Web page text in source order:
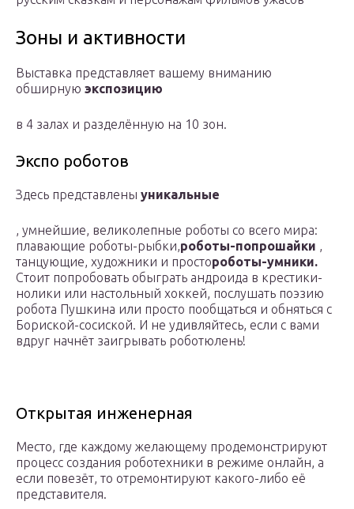
Зоны и активности
Выставка представляет вашему вниманию
обширную экспозицию
в 4 залах и разделённую на 10 зон.
Экспо роботов
Здесь представлены уникальные
, умнейшие, великолепные роботы со всего мира:
плавающие роботы-рыбки,роботы-попрошайки ,
танцующие, художники и простороботы-умники.
Стоит попробовать обыграть андроида в крестики-
нолики или настольный хоккей, послушать поэзию
робота Пушкина или просто пообщаться и обняться с
Бориской-сосиской. И не удивляйтесь, если с вами
вдруг начнёт заигрывать роботюлень!
Открытая инженерная
Место, где каждому желающему продемонстрируют
процесс создания роботехники в режиме онлайн, а
если повезёт, то отремонтируют какого-либо её
представителя.